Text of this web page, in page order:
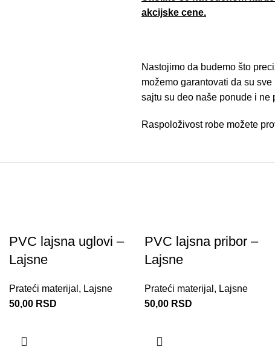
akcijske cene.
Nastojimo da budemo što
možemo garantovati da su
sajtu su deo naše ponude i ne
Raspoloživost robe možete
PVC lajsna uglovi –
Lajsne
Prateći materijal , Lajsne
50,00 RSD
PVC lajsna pribor –
Lajsne
Prateći materijal , Lajsne
50,00 RSD